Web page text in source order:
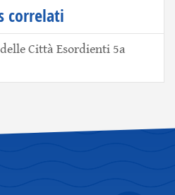
correlati
Città Esordienti 5a